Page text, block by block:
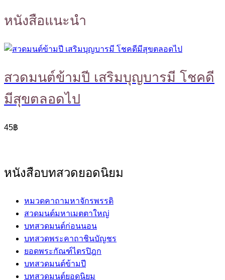
หนังสือแนะนำ
สวดมนต์ข้ามปี เสริมบุญบารมี โชคดี
มีสุขตลอดไป
45฿
หนังสือบทสวดยอดนิยม
หมวดคาถามหาจักรพรรดิ
สวดมนต์มหาเมตตาใหญ่
บทสวดมนต์ก่อนนอน
บทสวดพระคาถาชินบัญชร
ยอดพระกัณฑ์ไตรปิฎก
บทสวดมนต์ข้ามปี
บทสวดมนต์ยอดนิยม